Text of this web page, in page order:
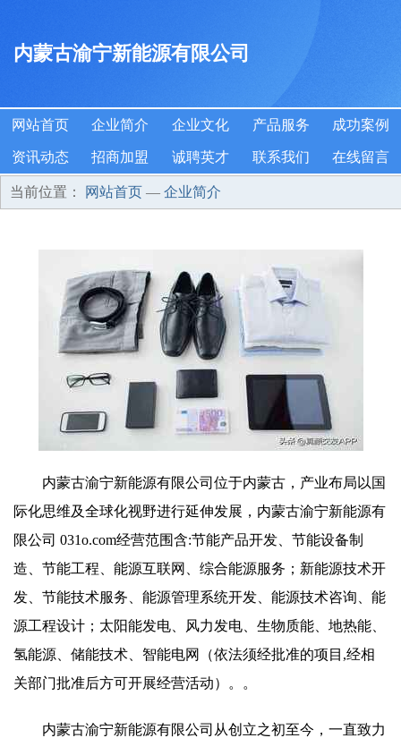
内蒙古渝宁新能源有限公司
网站首页 企业简介 企业文化 产品服务 成功案例
资讯动态 招商加盟 诚聘英才 联系我们 在线留言
当前位置： 网站首页 — 企业简介
内蒙古渝宁新能源有限公司位于内蒙古，产业布局以国
际化思维及全球化视野进行延伸发展，内蒙古渝宁新能源有
限公司 031o.com经营范围含:节能产品开发、节能设备制
造、节能工程、能源互联网、综合能源服务；新能源技术开
发、节能技术服务、能源管理系统开发、能源技术咨询、能
源工程设计；太阳能发电、风力发电、生物质能、地热能、
氢能源、储能技术、智能电网（依法须经批准的项目,经相
关部门批准后方可开展经营活动）。。
内蒙古渝宁新能源有限公司从创立之初至今，一直致力